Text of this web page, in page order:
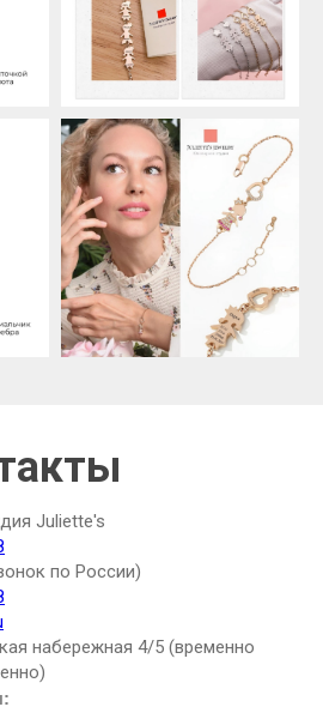
Juliette's
по России)
набережная 4/5 (временно